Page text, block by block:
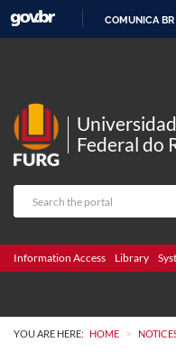
COMUNICA BR
Federal do
Information Access Library
YOU ARE HERE: HOME >